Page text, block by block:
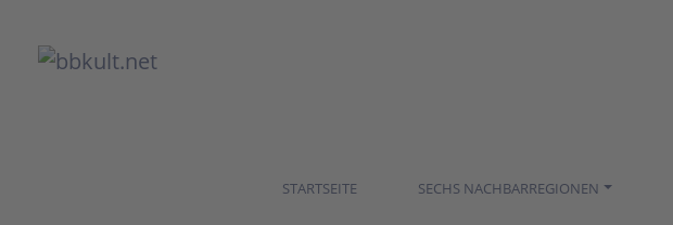
STARTSEITE SECHS NACHBARREGIONEN